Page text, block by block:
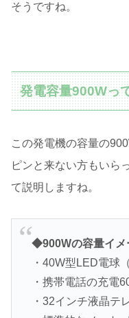
そうですね。
発電容量900Wっ
この発電機の容量の
ピンと来ない方もいら
て説明しますね。
◆900Wの容量イメ
・40W型LED電球
・携帯電話の充電
・32インチ液晶テ